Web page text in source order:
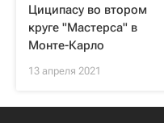
Циципасу во втором
круге "Мастерса" в
Монте-Карло
13 апреля 2021